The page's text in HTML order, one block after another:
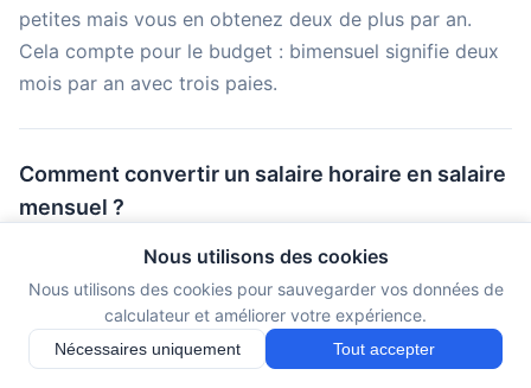
petites mais vous en obtenez deux de plus par an.
Cela compte pour le budget : bimensuel signifie deux
mois par an avec trois paies.
Comment convertir un salaire horaire en salaire
mensuel ?
Multipliez votre taux horaire par les heures par
semaine, puis par 52 semaines, puis divisez par 12
mois. Formule : Taux Horaire × Heures/Semaine × 52
÷ 12. Exemple : 30 €/heure × 35 heures × 52
Nous utilisons des cookies
Nous utilisons des cookies pour sauvegarder vos données de
calculateur et améliorer votre expérience.
Nécessaires uniquement Tout accepter